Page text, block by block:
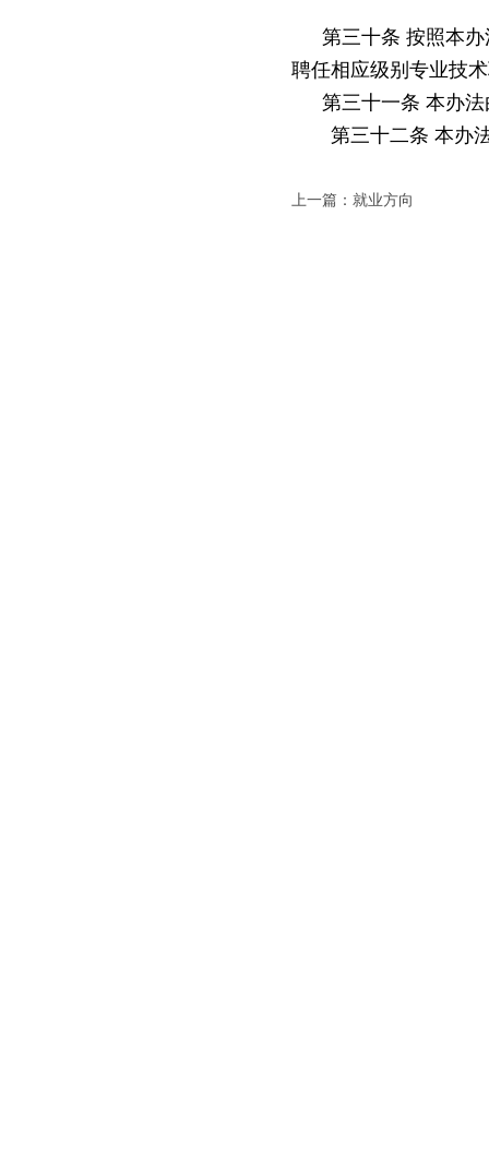
第三十条 按照本
聘任相应级别专业技
第三十一条 本办
第三十二条 本办
上一篇：就业方向